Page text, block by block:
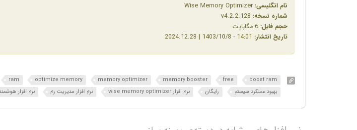
نام انگلیسی:
شماره نسخه:
حجم فایل:
تاریخ انتشار:
boost ram
free
memory booster
memory optimizer
optimize memory
ram
بهبود عملکرد سیستم
رایگان نرم افزار wise memory optimizer نرم افزار مدیریت رم نرم افزار